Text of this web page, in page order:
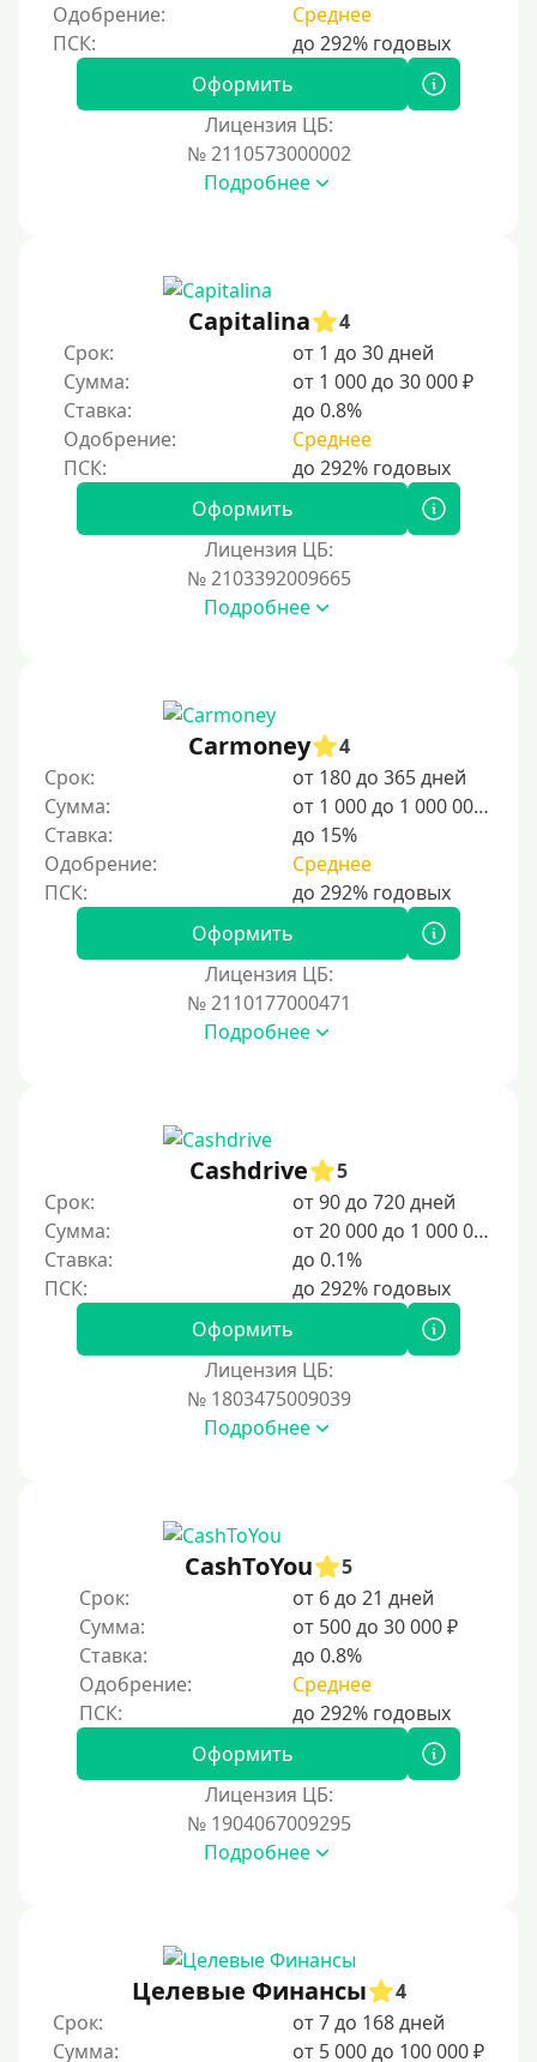
Одобрение:
Среднее
Оформить
Лицензия ЦБ:
№ 2110573000002
Подробнее
Capitalina
4
Срок:
от 1 до 30 дней
Сумма:
от 1 000 до 30 000 ₽
Ставка:
до 0.8%
Одобрение:
Среднее
Оформить
Лицензия ЦБ:
№ 2103392009665
Подробнее
Carmoney
4
Срок:
от 180 до 365 дней
Сумма:
от 1 000 до 1 000 000 ₽
Ставка:
до 15%
Одобрение:
Среднее
Оформить
Лицензия ЦБ:
№ 2110177000471
Подробнее
Cashdrive
5
Срок:
от 90 до 720 дней
Сумма:
от 20 000 до 1 000 000 ₽
Ставка:
до 0.1%
Оформить
Лицензия ЦБ:
№ 1803475009039
Подробнее
CashToYou
5
Срок:
от 6 до 21 дней
Сумма:
от 500 до 30 000 ₽
Ставка:
до 0.8%
Одобрение:
Среднее
Оформить
Лицензия ЦБ:
№ 1904067009295
Подробнее
Целевые Финансы
4
Срок:
от 7 до 168 дней
Сумма:
от 5 000 до 100 000 ₽